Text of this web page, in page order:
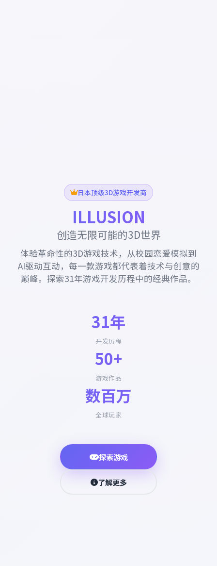
日本顶级3D游戏开发商
ILLUSION
创造无限可能的3D世界
体验革命性的3D游戏技术，从校园恋爱模拟到
AI驱动互动，每一款游戏都代表着技术与创意的
巅峰。探索31年游戏开发历程中的经典作品。
31年
开发历程
50+
游戏作品
数百万
全球玩家
探索游戏
了解更多